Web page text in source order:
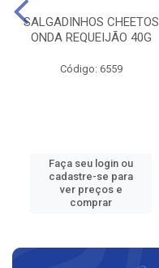
SALGADINHOS CHEETOS
ONDA REQUEIJÃO 40G
Código: 6559
Faça seu login ou
cadastre-se para
ver preços e
comprar